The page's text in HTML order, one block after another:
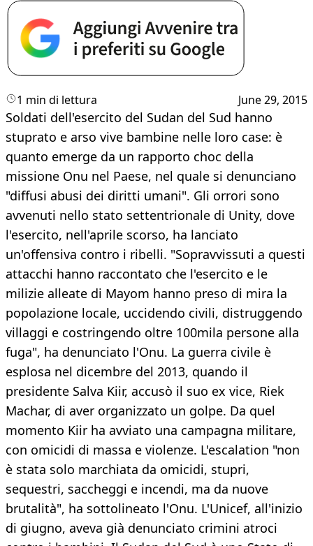
1 min di lettura June 29, 2015
Soldati dell'esercito del Sudan del Sud hanno
stuprato e arso vive bambine nelle loro case: è
quanto emerge da un rapporto choc della
missione Onu nel Paese, nel quale si denunciano
"diffusi abusi dei diritti umani". Gli orrori sono
avvenuti nello stato settentrionale di Unity, dove
l'esercito, nell'aprile scorso, ha lanciato
un'offensiva contro i ribelli. "Sopravvissuti a questi
attacchi hanno raccontato che l'esercito e le
milizie alleate di Mayom hanno preso di mira la
popolazione locale, uccidendo civili, distruggendo
villaggi e costringendo oltre 100mila persone alla
fuga", ha denunciato l'Onu. La guerra civile è
esplosa nel dicembre del 2013, quando il
presidente Salva Kiir, accusò il suo ex vice, Riek
Machar, di aver organizzato un golpe. Da quel
momento Kiir ha avviato una campagna militare,
con omicidi di massa e violenze. L'escalation "non
è stata solo marchiata da omicidi, stupri,
sequestri, saccheggi e incendi, ma da nuove
brutalità", ha sottolineato l'Onu. L'Unicef, all'inizio
di giugno, aveva già denunciato crimini atroci